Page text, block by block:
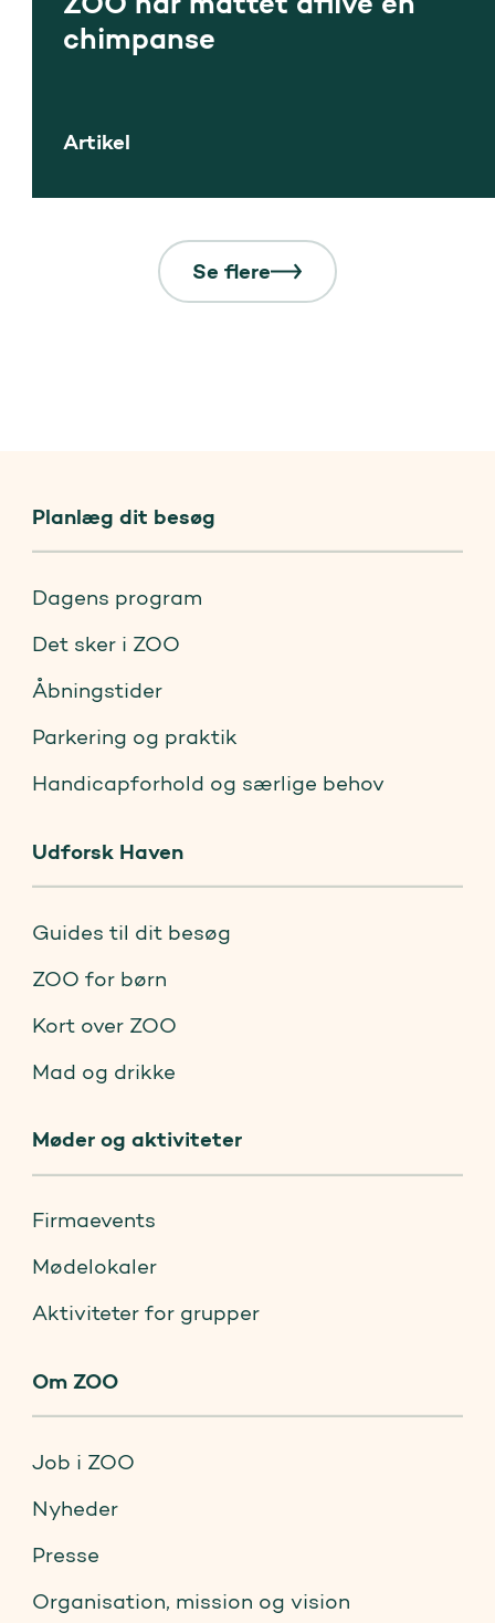
chimpanse
Artikel
Se flere
Planlæg dit besøg
Dagens program
Det sker i ZOO
Åbningstider
Parkering og praktik
Handicapforhold og særlige behov
Udforsk Haven
Guides til dit besøg
ZOO for børn
Kort over ZOO
Mad og drikke
Møder og aktiviteter
Firmaevents
Mødelokaler
Aktiviteter for grupper
Om ZOO
Job i ZOO
Nyheder
Presse
Organisation, mission og vision